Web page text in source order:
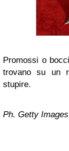
Promossi o
trovano su un
stupire.
Ph. Getty Images